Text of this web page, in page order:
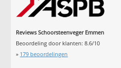
Reviews Schoorsteenveger Emmen
Beoordeling door klanten:8.6/10
» 179 beoordelingen